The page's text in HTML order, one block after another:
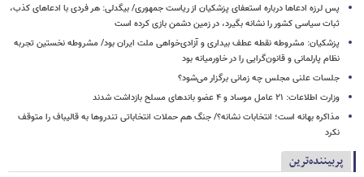
پس لرزه ادعاها درباره استعفای پزشکیان از ریاست جمهوری/ بیگدلی: هر فردی با ادعاهای کذب،
ثبات سیاسی کشور را نشانه بگیرد، در زمین دشمن بازی کرده است
پزشکیان: مشروطه نقطه عطف بیداری و آزادی‌خواهی ملت ایران بود/ مشروطه نخستین تجربه
نظام پارلمانی و قانون‌گرایی را در خاورمیانه بود
جلسات علنی مجلس چه زمانی برگزار می‌شود؟
وزارت اطلاعات: ۲۱ عامل موساد و ۴ عضو باندهای مسلح بازداشت شدند
مذاکره بهانه است؛ انتخابات نشانه؟/ جنگ هم حملات انتخاباتی تندروها به قالیباف را متوقف
نکرد
پربیننده‌ترین